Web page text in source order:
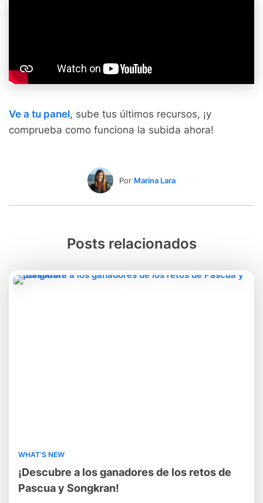
Ve a tu panel, sube tus últimos recursos, ¡y
comprueba como funciona la subida ahora!
Por Marina Lara
Posts relacionados
WHAT’S NEW
¡Descubre a los ganadores de los retos de
Pascua y Songkran!